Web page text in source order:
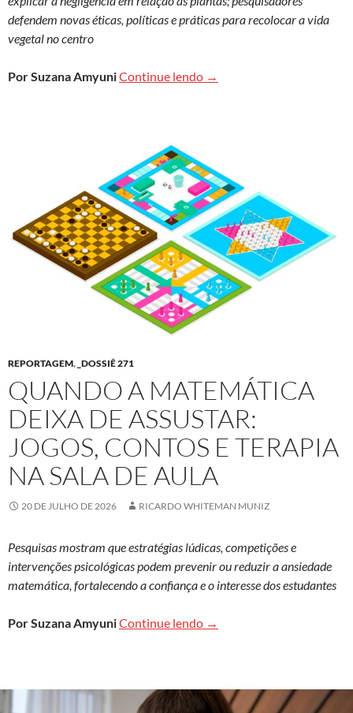
defendem novas éticas, políticas e práticas para recolocar a vida
vegetal no centro
Por Suzana AmyuniContinue lendo Distração botânica
→
REPORTAGEM, _DOSSIÊ 271
QUANDO A MATEMÁTICA
DEIXA DE ASSUSTAR:
JOGOS, CONTOS E TERAPIA
NA SALA DE AULA
20 DE JULHO DE 2026 RICARDO WHITEMAN MUNIZ
Pesquisas mostram que estratégias lúdicas, competições e
intervenções psicológicas podem prevenir ou reduzir a ansiedade
matemática, fortalecendo a confiança e o interesse dos estudantes
Por Suzana AmyuniContinue lendo Quando a matemática
→